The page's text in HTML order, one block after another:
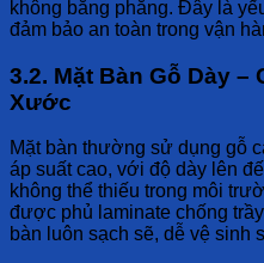
không bằng phẳng. Đây là
đảm bảo an toàn trong vận
3.2. Mặt Bàn Gỗ Dày
Xước
Mặt bàn thường sử dụng gỗ
áp suất cao, với độ dày lên
không thể thiếu trong môi
được phủ laminate chống
bàn luôn sạch sẽ, dễ vệ sinh